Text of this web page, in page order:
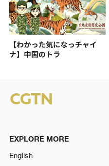
【わかった気になっチャイ
ナ】中国のトラ
EXPLORE MORE
English